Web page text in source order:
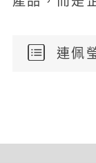
連佩